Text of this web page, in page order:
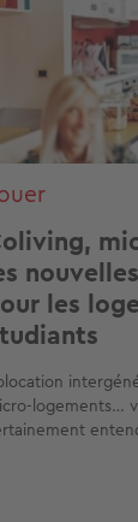
les
logements…